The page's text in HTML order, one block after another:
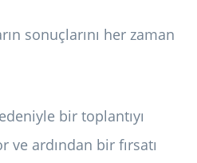
sonuçlarını her zaman
bir toplantıyı
ve ardından bir fırsatı